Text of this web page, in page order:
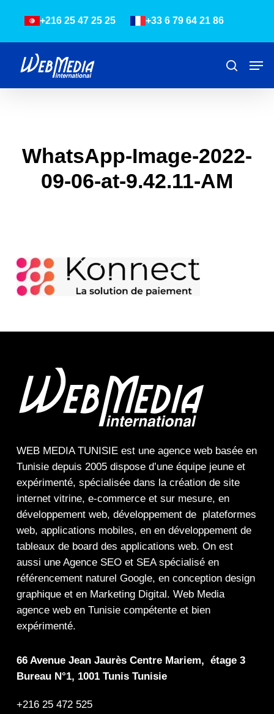
content
+216 25 47 25 25 +33 6 79 64 21 86
WhatsApp-Image-2022-
09-06-at-9.42.11-AM
WEB MEDIA TUNISIEest une agence webbasée en
Tunisie depuis 2005 dispose d’une équipe jeune et
expérimenté, spécialisée dans la création de site
internet vitrine, e-commerceet sur mesure, en
développement web, développement de plateformes
web, applications mobiles, en en développement de
tableaux de boarddes applications web. On est
aussi une Agence SEOet SEAspécialisé en
référencement naturel Google, en conception design
graphiqueet en Marketing Digital. Web Media
agence web en Tunisie compétente et bien
expérimenté.
66 Avenue Jean Jaurès Centre Mariem, étage 3
Bureau N°1, 1001 Tunis Tunisie
+216 25 472 525